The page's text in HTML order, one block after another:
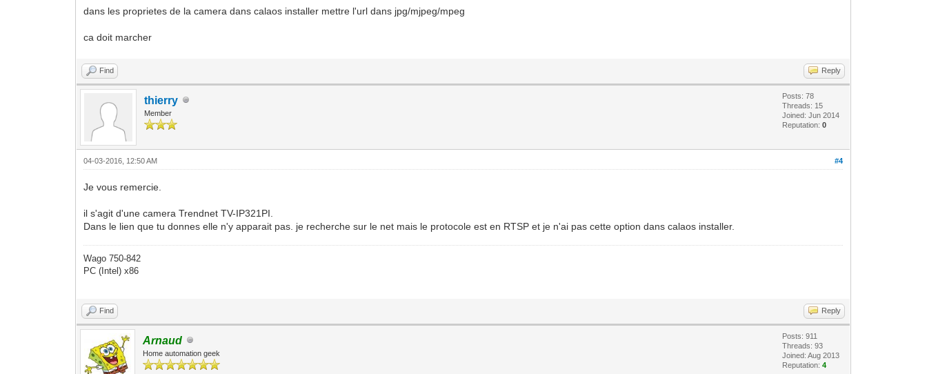
dans les proprietes de la camera dans calaos installer mettre l'url dans jpg/mjpeg/mpeg
ca doit marcher
Find Reply
thierry
Member
Posts: 78
Threads: 15
Joined: Jun 2014
Reputation:0
#4
04-03-2016, 12:50 AM
Je vous remercie.
il s'agit d'une camera Trendnet TV-IP321PI.
Dans le lien que tu donnes elle n'y apparait pas. je recherche sur le net mais le protocole est en RTSP et je n'ai pas cette option dans calaos installer.
Wago 750-842
PC (Intel) x86
Find Reply
Arnaud
Home automation geek
Posts: 911
Threads: 93
Joined: Aug 2013
Reputation:4